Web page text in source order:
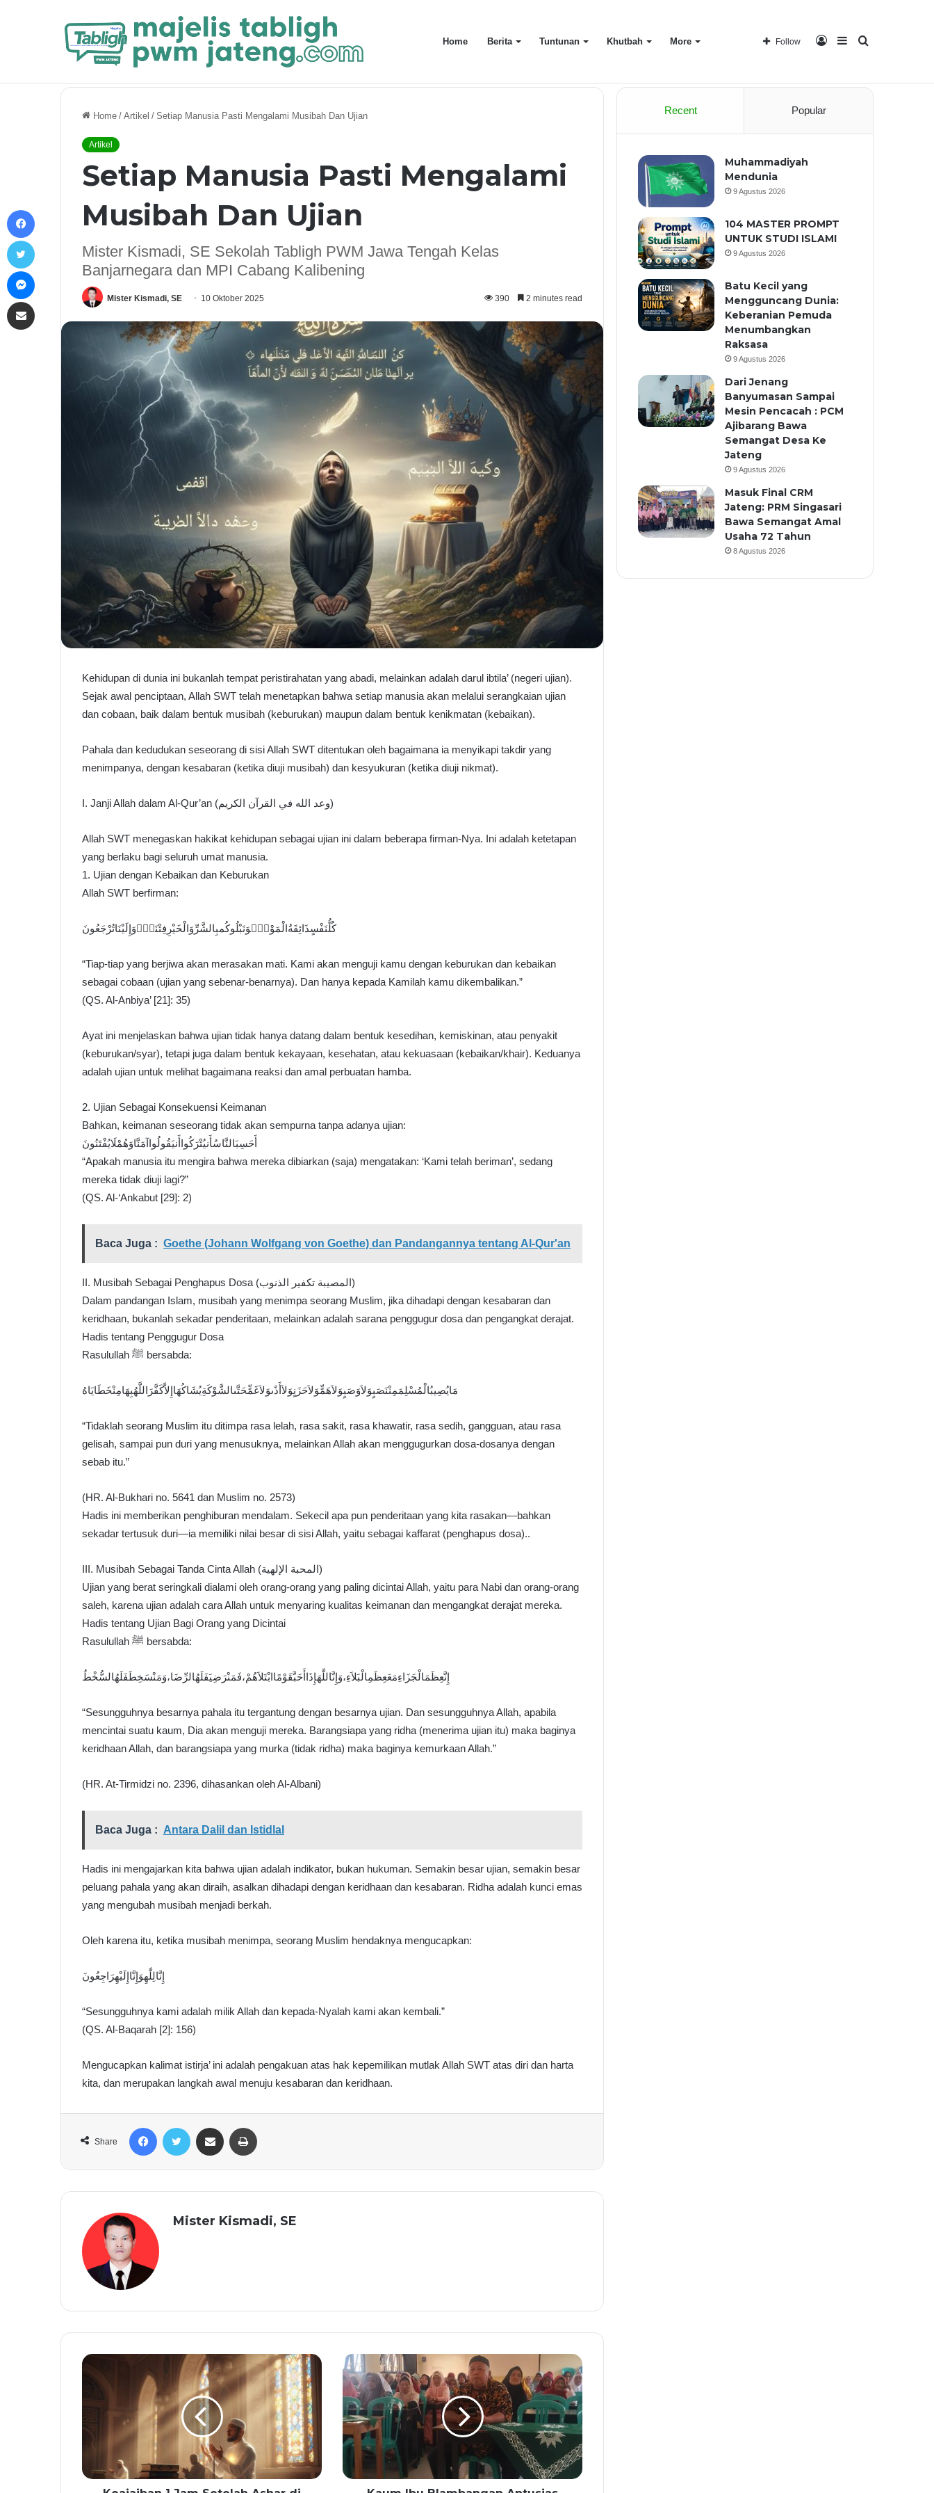
Home Berita Tuntunan Khutbah More Sidebar
Log
Follow
Breaking News
104 MASTER PROMPT UNTUK STUDI ISLAMI
Home / Artikel / Setiap Manusia Pasti Mengalami Musibah Dan Ujian
Artikel
Setiap Manusia Pasti Mengalami
Musibah Dan Ujian
Mister Kismadi, SE Sekolah Tabligh PWM Jawa Tengah Kelas
Banjarnegara dan MPI Cabang Kalibening
Mister Kismadi, SE 10 Oktober 2025 390 2 minutes read
Kehidupan di dunia ini bukanlah tempat peristirahatan yang abadi, melainkan adalah darul ibtila’ (negeri ujian).
Sejak awal penciptaan, Allah SWT telah menetapkan bahwa setiap manusia akan melalui serangkaian ujian
dan cobaan, baik dalam bentuk musibah (keburukan) maupun dalam bentuk kenikmatan (kebaikan).
Pahala dan kedudukan seseorang di sisi Allah SWT ditentukan oleh bagaimana ia menyikapi takdir yang
menimpanya, dengan kesabaran (ketika diuji musibah) dan kesyukuran (ketika diuji nikmat).
I. Janji Allah dalam Al-Qur’an (وعد الله في القرآن الكريم)
Allah SWT menegaskan hakikat kehidupan sebagai ujian ini dalam beberapa firman-Nya. Ini adalah ketetapan
yang berlaku bagi seluruh umat manusia.
1. Ujian dengan Kebaikan dan Keburukan
Allah SWT berfirman:
كُلُّنَفْسٍذَائِقَةُالْمَوْتِۗوَنَبْلُوكُمبِالشَّرِّوَالْخَيْرِفِتْنَةًۖوَإِلَيْنَاتُرْجَعُونَ
“Tiap-tiap yang berjiwa akan merasakan mati. Kami akan menguji kamu dengan keburukan dan kebaikan
sebagai cobaan (ujian yang sebenar-benarnya). Dan hanya kepada Kamilah kamu dikembalikan.”
(QS. Al-Anbiya’ [21]: 35)
Ayat ini menjelaskan bahwa ujian tidak hanya datang dalam bentuk kesedihan, kemiskinan, atau penyakit
(keburukan/syar), tetapi juga dalam bentuk kekayaan, kesehatan, atau kekuasaan (kebaikan/khair). Keduanya
adalah ujian untuk melihat bagaimana reaksi dan amal perbuatan hamba.
2. Ujian Sebagai Konsekuensi Keimanan
Bahkan, keimanan seseorang tidak akan sempurna tanpa adanya ujian:
أَحَسِبَالنَّاسُأَنيُتْرَكُواأَنيَقُولُواآمَنَّاوَهُمْلَايُفْتَنُونَ
“Apakah manusia itu mengira bahwa mereka dibiarkan (saja) mengatakan: ‘Kami telah beriman’, sedang
mereka tidak diuji lagi?”
(QS. Al-‘Ankabut [29]: 2)
Baca Juga : Goethe (Johann Wolfgang von Goethe) dan Pandangannya tentang Al-Qur'an
II. Musibah Sebagai Penghapus Dosa (المصيبة تكفير الذنوب)
Dalam pandangan Islam, musibah yang menimpa seorang Muslim, jika dihadapi dengan kesabaran dan
keridhaan, bukanlah sekadar penderitaan, melainkan adalah sarana penggugur dosa dan pengangkat derajat.
Hadis tentang Penggugur Dosa
Rasulullah ﷺ bersabda:
مَايُصِيبُالْمُسْلِمَمِنْنَصَبٍوَلاَوَصَبٍوَلاَهَمٍّوَلاَحَزَنٍوَلاَأَذًىوَلاَغَمٍّحَتَّىالشَّوْكَةِيُشَاكُهَاإِلاَّكَفَّرَاللَّهُبِهَامِنْخَطَايَاهُ
“Tidaklah seorang Muslim itu ditimpa rasa lelah, rasa sakit, rasa khawatir, rasa sedih, gangguan, atau rasa
gelisah, sampai pun duri yang menusuknya, melainkan Allah akan menggugurkan dosa-dosanya dengan
sebab itu.”
(HR. Al-Bukhari no. 5641 dan Muslim no. 2573)
Hadis ini memberikan penghiburan mendalam. Sekecil apa pun penderitaan yang kita rasakan—bahkan
sekadar tertusuk duri—ia memiliki nilai besar di sisi Allah, yaitu sebagai kaffarat (penghapus dosa)..
III. Musibah Sebagai Tanda Cinta Allah (المحبة الإلهية)
Ujian yang berat seringkali dialami oleh orang-orang yang paling dicintai Allah, yaitu para Nabi dan orang-orang
saleh, karena ujian adalah cara Allah untuk menyaring kualitas keimanan dan mengangkat derajat mereka.
Hadis tentang Ujian Bagi Orang yang Dicintai
Rasulullah ﷺ bersabda:
إِنَّعِظَمَالْجَزَاءِمَعَعِظَمِالْبَلاَءِ،وَإِنَّاللَّهَإِذَاأَحَبَّقَوْمًاابْتَلاَهُمْ،فَمَنْرَضِيَفَلَهُالرِّضَا،وَمَنْسَخِطَفَلَهُالسُّخْطُ
“Sesungguhnya besarnya pahala itu tergantung dengan besarnya ujian. Dan sesungguhnya Allah, apabila
mencintai suatu kaum, Dia akan menguji mereka. Barangsiapa yang ridha (menerima ujian itu) maka baginya
keridhaan Allah, dan barangsiapa yang murka (tidak ridha) maka baginya kemurkaan Allah.”
(HR. At-Tirmidzi no. 2396, dihasankan oleh Al-Albani)
Baca Juga : Antara Dalil dan Istidlal
Hadis ini mengajarkan kita bahwa ujian adalah indikator, bukan hukuman. Semakin besar ujian, semakin besar
peluang pahala yang akan diraih, asalkan dihadapi dengan keridhaan dan kesabaran. Ridha adalah kunci emas
yang mengubah musibah menjadi berkah.
Oleh karena itu, ketika musibah menimpa, seorang Muslim hendaknya mengucapkan:
إِنَّالِلَّهِوَإِنَّاإِلَيْهِرَاجِعُونَ
“Sesungguhnya kami adalah milik Allah dan kepada-Nyalah kami akan kembali.”
(QS. Al-Baqarah [2]: 156)
Mengucapkan kalimat istirja’ ini adalah pengakuan atas hak kepemilikan mutlak Allah SWT atas diri dan harta
kita, dan merupakan langkah awal menuju kesabaran dan keridhaan.
Share
Facebook Twitter Share via Email
Mister Kismadi, SE
Recent Popular
Muhammadiyah
Mendunia
9 Agustus 2026
104 MASTER PROMPT
UNTUK STUDI ISLAMI
9 Agustus 2026
Batu Kecil yang
Mengguncang Dunia:
Keberanian Pemuda
Menumbangkan
Raksasa
9 Agustus 2026
Dari Jenang
Banyumasan Sampai
Mesin Pencacah : PCM
Ajibarang Bawa
Semangat Desa Ke
Jateng
9 Agustus 2026
Masuk Final CRM
Jateng: PRM Singasari
Bawa Semangat Amal
Usaha 72 Tahun
8 Agustus 2026